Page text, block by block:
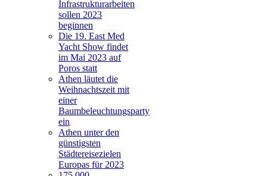
Infrastrukturarbeiten
sollen 2023
beginnen
Die 19. East Med
Yacht Show findet
im Mai 2023 auf
Poros statt
Athen läutet die
Weihnachtszeit mit
einer
Baumbeleuchtungsparty
ein
Athen unter den
günstigsten
Städtereisezielen
Europas für 2023